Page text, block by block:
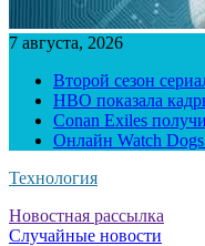
7 августа, 2026
Второй сезон
HBO показала
Conan Exiles
Онлайн Watch
Технология
Новостная рассылка
Случайные новости